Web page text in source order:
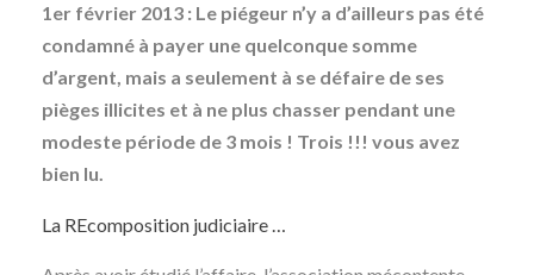
1er février 2013 : Le piégeur n’y a d’ailleurs pas été
condamné à payer une quelconque somme
d’argent, mais a seulement à se défaire de ses
pièges illicites et à ne plus chasser pendant une
modeste période de 3 mois ! Trois !!! vous avez
bien lu.
La REcomposition judiciaire …